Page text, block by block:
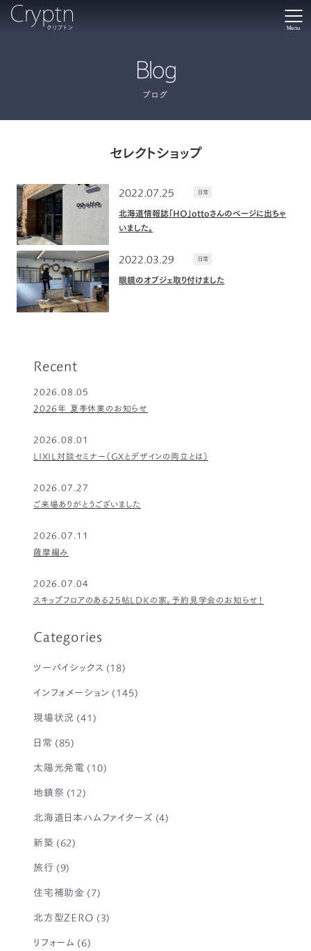
Menu
Blog
ブログ
セレクトショップ
北海道情報誌「HO」ottoさんのページに出ちゃ
いました。
日常
2022.07.25
眼鏡のオブジェ取り付けました
日常
2022.03.29
Recent
2026.08.05
2026年 夏季休業のお知らせ
2026.08.01
LIXIL対談セミナー（GXとデザインの両立とは）
2026.07.27
ご来場ありがとうございました
2026.07.11
薩摩編み
2026.07.04
スキップフロアのある25帖LDKの家。予約見学会のお知らせ！
Categories
ツーバイシックス (18)
インフォメーション (145)
現場状況 (41)
日常 (85)
太陽光発電 (10)
地鎮祭 (12)
北海道日本ハムファイターズ (4)
新築 (62)
旅行 (9)
住宅補助金 (7)
北方型ZERO (3)
リフォーム (6)